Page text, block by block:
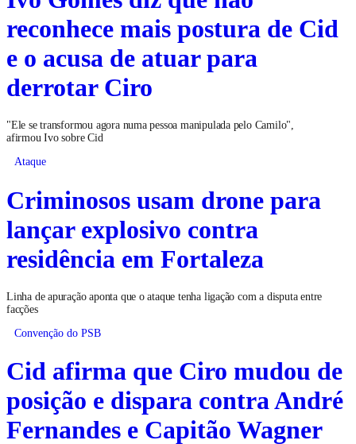
reconhece mais postura de Cid
e o acusa de atuar para
derrotar Ciro
"Ele se transformou agora numa pessoa manipulada pelo Camilo",
afirmou Ivo sobre Cid
Ataque
Criminosos usam drone para
lançar explosivo contra
residência em Fortaleza
Linha de apuração aponta que o ataque tenha ligação com a disputa entre
facções
Convenção do PSB
Cid afirma que Ciro mudou de
posição e dispara contra André
Fernandes e Capitão Wagner